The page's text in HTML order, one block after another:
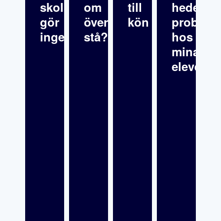
skolsköterska
gör
inget
om
överklagande
stå?
till
kön
hos
mina
elever?